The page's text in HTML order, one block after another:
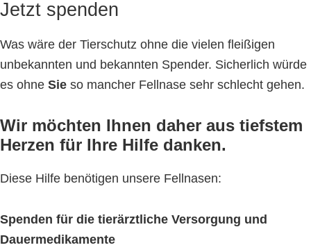
Jetzt spenden
Was wäre der Tierschutz ohne die vielen fleißigen
unbekannten und bekannten Spender. Sicherlich würde
es ohne Sie so mancher Fellnase sehr schlecht gehen.
Wir möchten Ihnen daher aus tiefstem
Herzen für Ihre Hilfe danken.
Diese Hilfe benötigen unsere Fellnasen:
Spenden für die tierärztliche Versorgung und
Dauermedikamente